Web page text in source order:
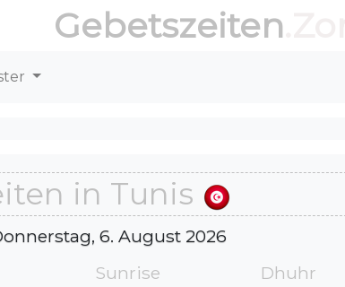
Gebetszeiten
in Tunis
6. August 2026
Sunrise
Dhuhr